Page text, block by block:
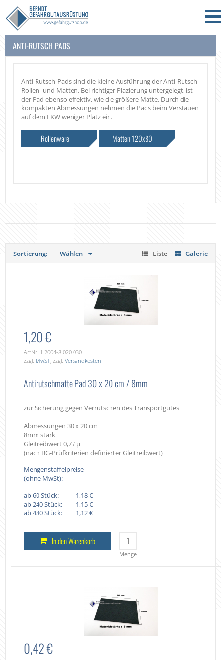
ANTI-RUTSCH PADS
Anti-Rutsch-Pads sind die kleine Ausführung der Anti-Rutsch-
Rollen- und Matten. Bei richtiger Plazierung untergelegt, ist
der Pad ebenso effektiv, wie die größere Matte. Durch die
kompakten Abmessungen nehmen die Pads beim Verstauen
auf dem LKW weniger Platz ein.
Rollenware Matten 120x80
Sortierung: Wählen Liste Galerie
1,20 €
ArtNr. 1.2004-8 020 030
zzgl. MwST , zzgl.Versandkosten
Antirutschmatte Pad 30 x 20 cm / 8mm
zur Sicherung gegen Verrutschen des Transportgutes
Abmessungen 30 x 20 cm
8mm stark
Gleitreibwert 0,77 µ
(nach BG-Prüfkriterien definierter Gleitreibwert)
Mengenstaffelpreise
(ohne MwSt):
ab 60 Stück:
1,18 €
ab 240 Stück:
1,15 €
ab 480 Stück:
1,12 €
Menge
In den Warenkorb
0,42 €